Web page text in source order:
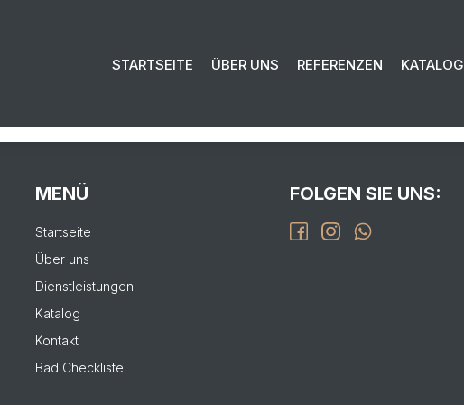
STARTSEITE ÜBER UNS REFERENZEN KATALOG
KONTAKTIEREN SIE UNS FÜR IHR PROJEKT:
MENÜ
Startseite
Über uns
Dienstleistungen
Katalog
Kontakt
Bad Checkliste
FOLGEN SIE UNS: